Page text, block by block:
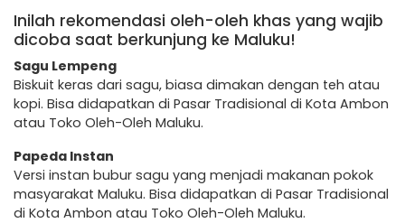
Inilah rekomendasi oleh-oleh khas yang wajib
dicoba saat berkunjung ke Maluku!
Sagu Lempeng
Biskuit keras dari sagu, biasa dimakan dengan teh atau
kopi. Bisa didapatkan di Pasar Tradisional di Kota Ambon
atau Toko Oleh-Oleh Maluku.
Papeda Instan
Versi instan bubur sagu yang menjadi makanan pokok
masyarakat Maluku. Bisa didapatkan di Pasar Tradisional
di Kota Ambon atau Toko Oleh-Oleh Maluku.